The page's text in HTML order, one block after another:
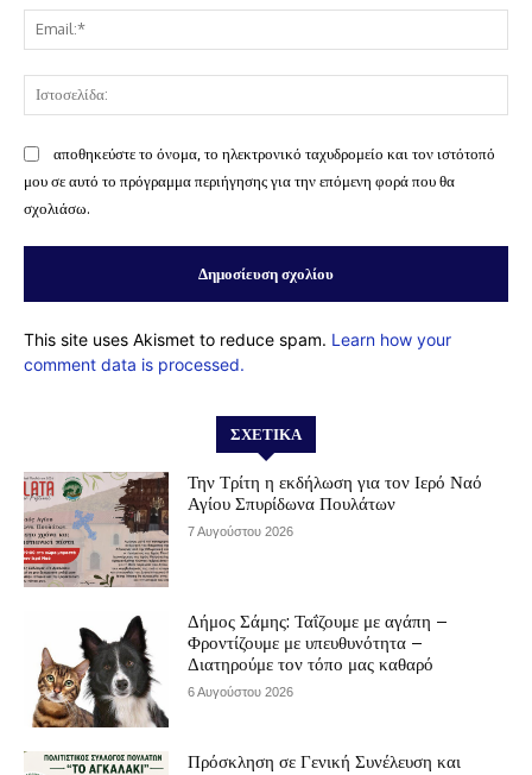
αποθηκεύστε το όνομα, το ηλεκτρονικό ταχυδρομείο και τον ιστότοπό
μου σε αυτό το πρόγραμμα περιήγησης για την επόμενη φορά που θα
σχολιάσω.
This site uses Akismet to reduce spam. Learn how your
comment data is processed.
ΣΧΕΤΙΚΆ
Την Τρίτη η εκδήλωση για τον Ιερό Ναό
Αγίου Σπυρίδωνα Πουλάτων
7 Αυγούστου 2026
Δήμος Σάμης: Ταΐζουμε με αγάπη –
Φροντίζουμε με υπευθυνότητα –
Διατηρούμε τον τόπο μας καθαρό
6 Αυγούστου 2026
Πρόσκληση σε Γενική Συνέλευση και